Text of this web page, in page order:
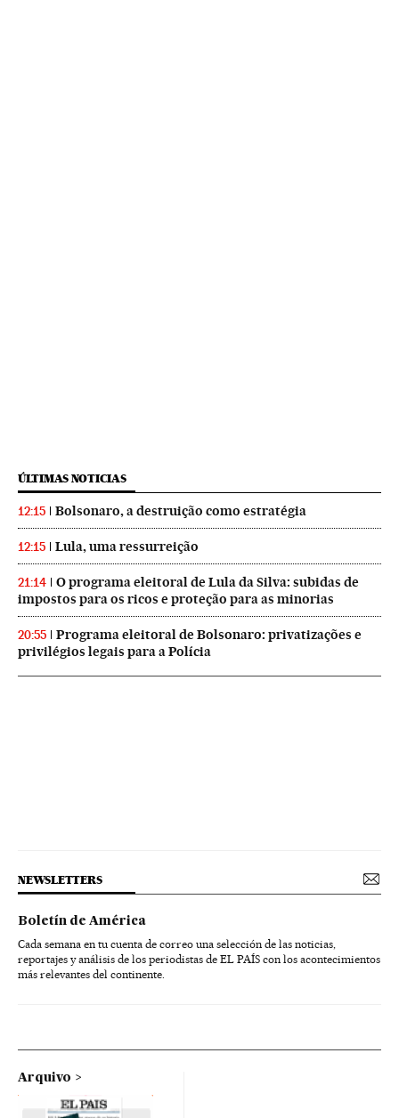
ÚLTIMAS NOTICIAS
12:15 Bolsonaro, a destruição como estratégia
12:15 Lula, uma ressurreição
21:14
O programa eleitoral de Lula da Silva: subidas de
impostos para os ricos e proteção para as minorias
20:55
Programa eleitoral de Bolsonaro: privatizações e
privilégios legais para a Polícia
NEWSLETTERS
Boletín de América
Cada semana en tu cuenta de correo una selección de las noticias,
reportajes y análisis de los periodistas de EL PAÍS con los acontecimientos
más relevantes del continente.
Arquivo